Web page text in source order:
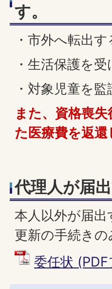
す。
・市外へ転出す
・生活保護を
・対象児童を
また、資格喪
た医療費を返
代理人が届
本人以外が届
更新の手続きの
委任状